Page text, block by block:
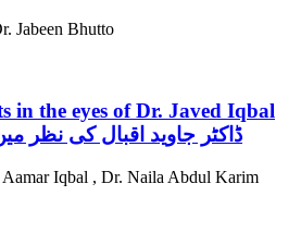
Jabeen Bhutto
in the eyes of Dr. Javed Iqbal
ڈاکٹر جاوید اقبال کی نظر
Iqbal , Dr. Naila Abdul Karim